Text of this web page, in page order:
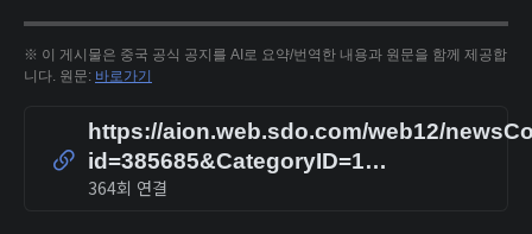
※ 이 게시물은 중국 공식 공지를 AI로 요약/번역한 내용과 원문을 함께 제공합
니다. 원문: 바로가기
https://aion.web.sdo.com/web12/
id=385685&CategoryID=1…
364회 연결